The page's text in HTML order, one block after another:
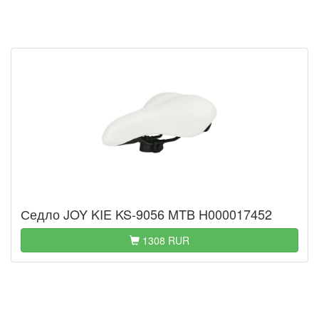
Седло JOY KIE KS-9056 MTB H000017452
1308 RUR